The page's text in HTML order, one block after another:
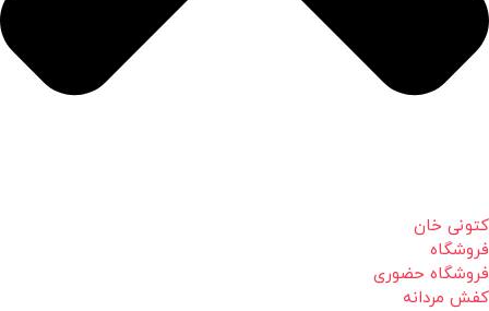
کتونی خان
فروشگاه
فروشگاه حضوری
کفش مردانه